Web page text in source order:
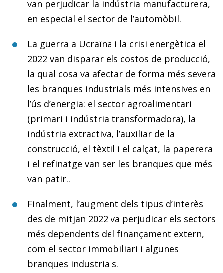
van perjudicar la indústria manufacturera,
en especial el sector de l’automòbil.
La guerra a Ucraïna i la crisi energètica el
2022 van disparar els costos de producció,
la qual cosa va afectar de forma més severa
les branques industrials més intensives en
l’ús d’energia: el sector agroalimentari
(primari i in­­dústria transformadora), la
indústria extractiva, l’auxi­­liar de la
construcció, el tèxtil i el calçat, la paperera
i el refinatge van ser les branques que més
van patir..
Finalment, l’augment dels tipus d’interès
des de mitjan 2022 va perjudicar els sectors
més dependents del finançament extern,
com el sector immobiliari i algunes
branques industrials.